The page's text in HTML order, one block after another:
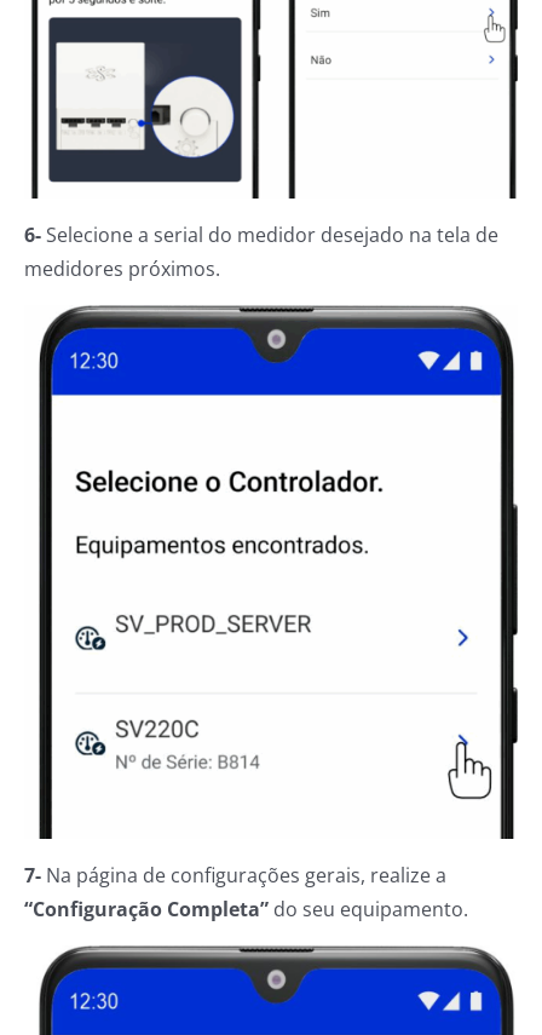
6-Selecione a serial do medidor desejado na tela de
medidores próximos.
7- Na página de configurações gerais, realize a
“Configuração Completa” do seu equipamento.